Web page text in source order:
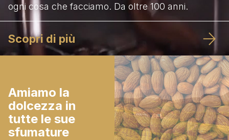
ogni cosa che facciamo. Da oltre 100 anni.
Scopri di più
Amiamo la
dolcezza in
tutte le sue
sfumature